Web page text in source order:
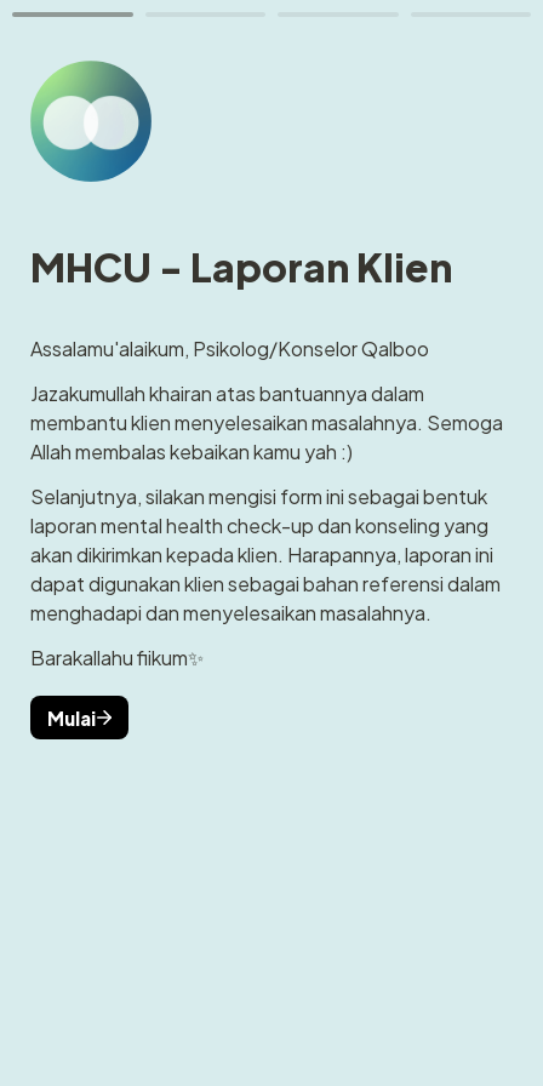
MHCU - Laporan Klien
Assalamu'alaikum, Psikolog/Konselor Qalboo
Jazakumullah khairan atas bantuannya dalam
membantu klien menyelesaikan masalahnya. Semoga
Allah membalas kebaikan kamu yah :)
Selanjutnya, silakan mengisi form ini sebagai bentuk
laporan mental health check-up dan konseling yang
akan dikirimkan kepada klien. Harapannya, laporan ini
dapat digunakan klien sebagai bahan referensi dalam
menghadapi dan menyelesaikan masalahnya.
Barakallahu fiikum✨
Mulai